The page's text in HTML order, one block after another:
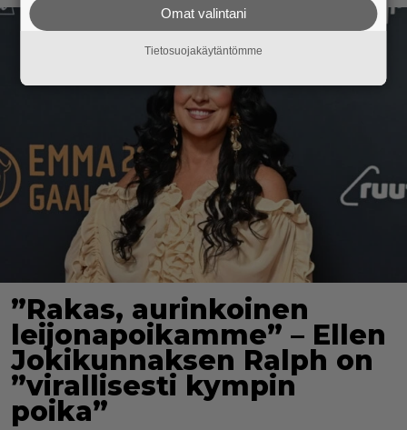
”Rakas, aurinkoinen
leijonapoikamme” – Ellen
Jokikunnaksen Ralph on
”virallisesti kympin
poika”
Omat valintani
Tietosuojakäytäntömme